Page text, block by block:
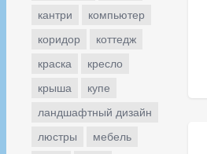
кантри
компьютер
коридор
коттедж
краска
кресло
крыша
купе
ландшафтный дизайн
люстры
мебель